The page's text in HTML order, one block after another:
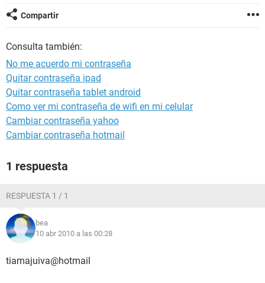
Compartir
Consulta también:
No me acuerdo mi contraseña
Quitar contraseña ipad
Quitar contraseña tablet android
Como ver mi contraseña de wifi en mi celular
Cambiar contraseña yahoo
Cambiar contraseña hotmail
1 respuesta
RESPUESTA 1 / 1
bea
10 abr 2010 a las 00:28
tiamajuiva@hotmail